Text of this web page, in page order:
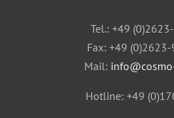
Tel.: +49
Fax: +49
Mail:
Hotline: +49